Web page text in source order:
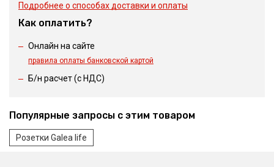
Подробнее о способах доставки и оплаты
Как оплатить?
Онлайн на сайте
правила оплаты банковской картой
Б/н расчет (c НДС)
Популярные запросы с этим товаром
Розетки Galea life